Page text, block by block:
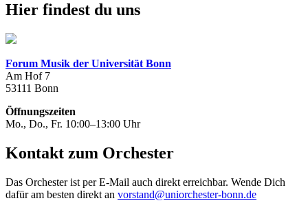
Hier findest du uns
Forum Musik der Universität Bonn
Am Hof 7
53111 Bonn
Öffnungszeiten
Mo., Do., Fr. 10:00–13:00 Uhr
Kontakt zum Orchester
Das Orchester ist per E-Mail auch direkt erreichbar. Wende Dich
dafür am besten direkt an vorstand@uniorchester-bonn.de